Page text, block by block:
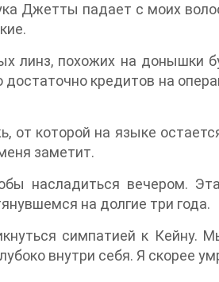
Джетты падает с моих
линз, похожих на донышки
кредитов на
которой на языке
заметит.
насладиться вечером.
на долгие три года.
симпатией к Кейну.
внутри себя. Я скорее